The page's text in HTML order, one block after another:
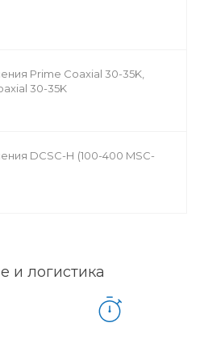
Prime Coaxial 30-35K,
30-35K
DCSC-Н (100-400 MSC-
и логистика